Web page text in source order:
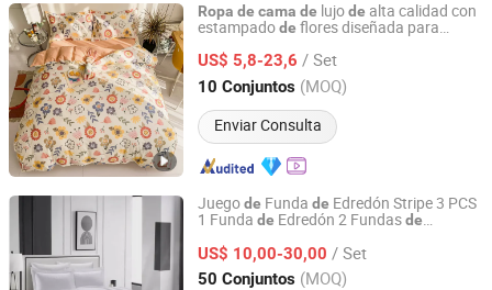
Ropa de cama de lujode alta calidad con
estampadode flores diseñada para
US$ 5,8-23,6 / Set
10 Conjuntos (MOQ)
Enviar Consulta
Zhang Zhou DITAI Import & Export Trade Co., Ltd.
Fujian, China Desde 2018
Juegode Funda de Edredón Stripe 3 PCS
1 Funda de Edredón 2 Fundasde
Hotelera Blanca
US$ 10,00-30,00 / Set
50 Conjuntos (MOQ)
Laiwu Trustworthy Import and Export Co., Ltd.
Shandong, China Desde 2006